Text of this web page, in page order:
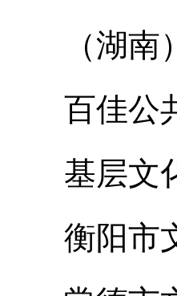
（湖南）
百佳公共
基层文
衡阳市